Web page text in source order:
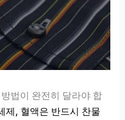
법이 완전히 달라야 합
제, 혈액은 반드시 찬물